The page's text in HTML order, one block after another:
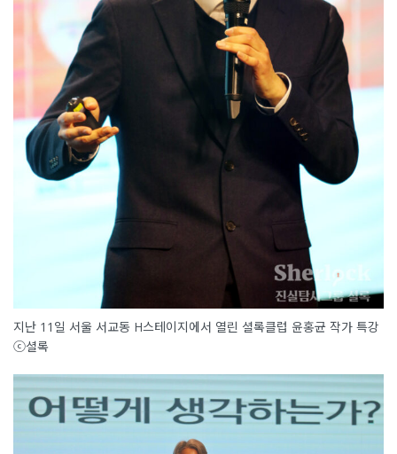
지난 11일 서울 서교동 H스테이지에서 열린 셜록클럽 윤홍균 작가 특강
ⓒ셜록